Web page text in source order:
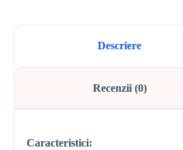
Descriere
Recenzii (0)
Caracteristici: